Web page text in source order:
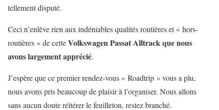
tellement disputé.
Ceci n’enlève rien aux indéniables qualités routières et « hors-
routières » de cetteVolkswagen Passat Alltrack que nous
avons largement apprécié.
J’espère que ce premier rendez-vous « Roadtrip » vous a plu,
nous avons pris beaucoup de plaisir à l’organiser. Nous allons
sans aucun doute réitérer le feuilleton, restez branché.